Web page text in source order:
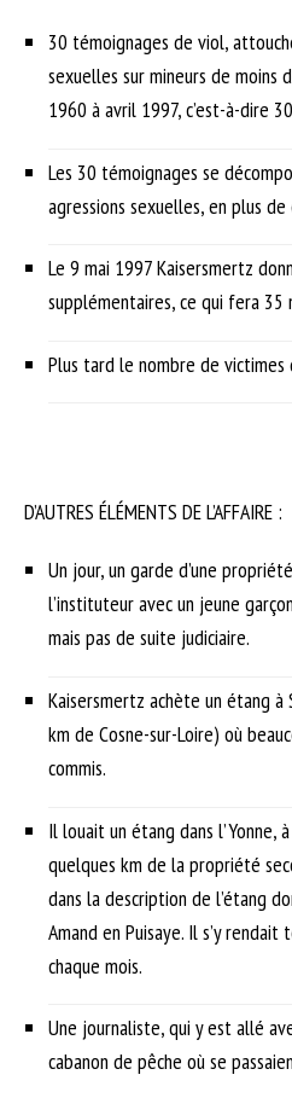
30 témoignages de viol,
sexuelles sur mineurs de moins
1960 à avril 1997, c’est-à-dire
Les 30 témoignages se
agressions sexuelles, en plus de
Le 9 mai 1997 Kaisersmertz
supplémentaires, ce qui fera 35
Plus tard le nombre de victimes
D’AUTRES ÉLÉMENTS DE L’AFFAIRE :
Un jour, un garde d’une
l’instituteur avec un jeune
mais pas de suite judiciaire.
Kaisersmertz achète un étang à
km de Cosne-sur-Loire) où
commis.
Il louait un étang dans l’Yonne,
quelques km de la propriété
dans la description de l’étang
Amand en Puisaye. Il s’y
chaque mois.
Une journaliste, qui y est allé
cabanon de pêche où se